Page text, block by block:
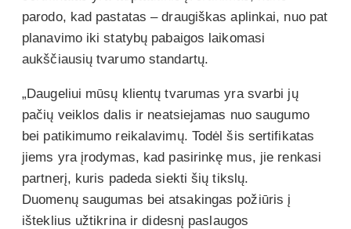
parodo, kad pastatas – draugiškas aplinkai, nuo pat
planavimo iki statybų pabaigos laikomasi
aukščiausių tvarumo standartų.
„Daugeliui mūsų klientų tvarumas yra svarbi jų
pačių veiklos dalis ir neatsiejamas nuo saugumo
bei patikimumo reikalavimų. Todėl šis sertifikatas
jiems yra įrodymas, kad pasirinkę mus, jie renkasi
partnerį, kuris padeda siekti šių tikslų.
Duomenų saugumas bei atsakingas požiūris į
išteklius užtikrina ir didesnį paslaugos